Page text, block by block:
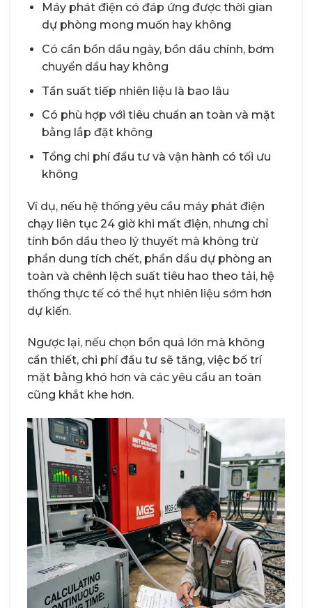
Máy phát điện có đáp ứng được thời gian
dự phòng mong muốn hay không
Có cần bồn dầu ngày, bồn dầu chính, bơm
chuyển dầu hay không
Tần suất tiếp nhiên liệu là bao lâu
Có phù hợp với tiêu chuẩn an toàn và mặt
bằng lắp đặt không
Tổng chi phí đầu tư và vận hành có tối ưu
không
Ví dụ, nếu hệ thống yêu cầu máy phát điện
chạy liên tục 24 giờ khi mất điện, nhưng chỉ
tính bồn dầu theo lý thuyết mà không trừ
phần dung tích chết, phần dầu dự phòng an
toàn và chênh lệch suất tiêu hao theo tải, hệ
thống thực tế có thể hụt nhiên liệu sớm hơn
dự kiến.
Ngược lại, nếu chọn bồn quá lớn mà không
cần thiết, chi phí đầu tư sẽ tăng, việc bố trí
mặt bằng khó hơn và các yêu cầu an toàn
cũng khắt khe hơn.